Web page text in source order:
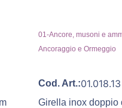
01-Ancore, musoni e
Ancoraggio e Ormeggio
Cod. Art.:01.018.13
Girella inox doppio